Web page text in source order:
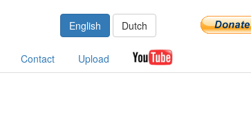
English Dutch
Contact Upload